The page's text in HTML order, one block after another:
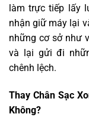
làm trực tiếp lấy
nhận giữ máy lại
những cơ sở như
và lại gửi đi
chênh lệch.
Thay Chân Sạc
Không?